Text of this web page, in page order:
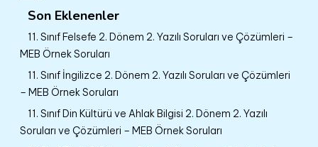
Son Eklenenler
11. Sınıf Felsefe 2. Dönem 2. Yazılı Soruları ve Çözümleri –
MEB Örnek Soruları
11. Sınıf İngilizce 2. Dönem 2. Yazılı Soruları ve Çözümleri
– MEB Örnek Soruları
11. Sınıf Din Kültürü ve Ahlak Bilgisi 2. Dönem 2. Yazılı
Soruları ve Çözümleri – MEB Örnek Soruları